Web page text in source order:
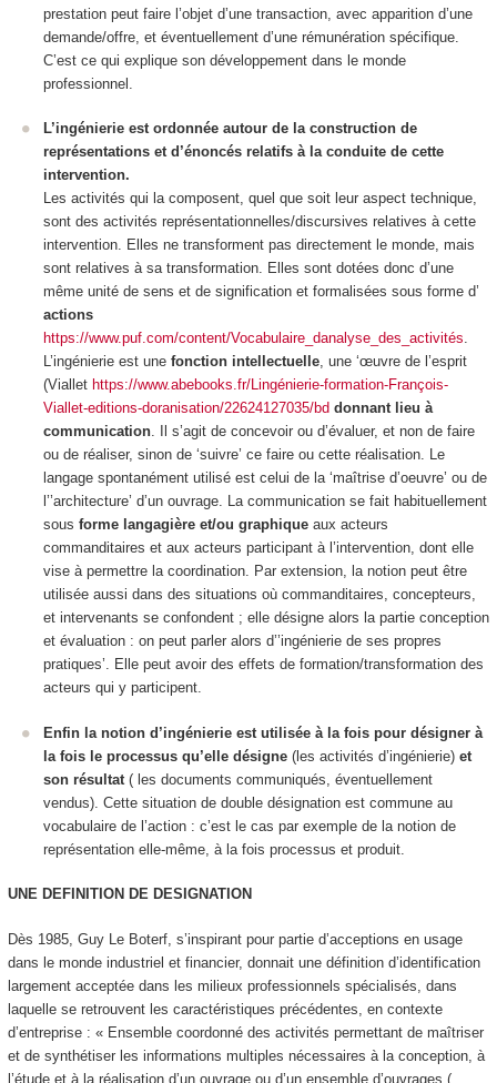
prestation peut faire l’objet d’une transaction, avec apparition d’une
demande/offre, et éventuellement d’une rémunération spécifique.
C’est ce qui explique son développement dans le monde
professionnel.
L’ingénierie est ordonnée autour de la construction de
représentations et d’énoncés relatifs à la conduite de cette
intervention.
Les activités qui la composent, quel que soit leur aspect technique,
sont des activités représentationnelles/discursives relatives à cette
intervention. Elles ne transforment pas directement le monde, mais
sont relatives à sa transformation. Elles sont dotées donc d’une
même unité de sens et de signification et formalisées sous forme d’
actions
https://www.puf.com/content/Vocabulaire_danalyse_des_activités.
L’ingénierie est une fonction intellectuelle, une ‘œuvre de l’esprit
(Viallet https://www.abebooks.fr/Lingénierie-formation-François-
Viallet-editions-doranisation/22624127035/bd donnant lieu à
communication. Il s’agit de concevoir ou d’évaluer, et non de faire
ou de réaliser, sinon de ‘suivre’ ce faire ou cette réalisation. Le
langage spontanément utilisé est celui de la ‘maîtrise d’oeuvre’ ou de
l’’architecture’ d’un ouvrage. La communication se fait habituellement
sous forme langagière et/ou graphique aux acteurs
commanditaires et aux acteurs participant à l’intervention, dont elle
vise à permettre la coordination. Par extension, la notion peut être
utilisée aussi dans des situations où commanditaires, concepteurs,
et intervenants se confondent ; elle désigne alors la partie conception
et évaluation : on peut parler alors d’’ingénierie de ses propres
pratiques’. Elle peut avoir des effets de formation/transformation des
acteurs qui y participent.
Enfin la notion d’ingénierie est utilisée à la fois pour désigner à
la fois le processus qu’elle désigne (les activités d’ingénierie) et
son résultat ( les documents communiqués, éventuellement
vendus). Cette situation de double désignation est commune au
vocabulaire de l’action : c’est le cas par exemple de la notion de
représentation elle-même, à la fois processus et produit.
UNE DEFINITION DE DESIGNATION
Dès 1985, Guy Le Boterf, s’inspirant pour partie d’acceptions en usage
dans le monde industriel et financier, donnait une définition d’identification
largement acceptée dans les milieux professionnels spécialisés, dans
laquelle se retrouvent les caractéristiques précédentes, en contexte
d’entreprise : « Ensemble coordonné des activités permettant de maîtriser
et de synthétiser les informations multiples nécessaires à la conception, à
l’étude et à la réalisation d’un ouvrage ou d’un ensemble d’ouvrages (